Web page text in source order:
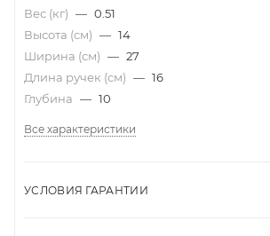
Вес (кг) — 0.51
Высота (см) — 14
Ширина (см) — 27
Длина ручек (см) — 16
Глубина — 10
Все характеристики
УСЛОВИЯ ГАРАНТИИ